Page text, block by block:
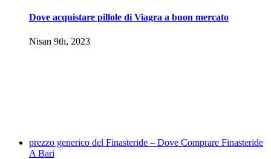
Dove acquistare pillole di Viagra a buon mercato
Nisan 9th, 2023
prezzo generico del Finasteride – Dove Comprare Finasteride
A Bari